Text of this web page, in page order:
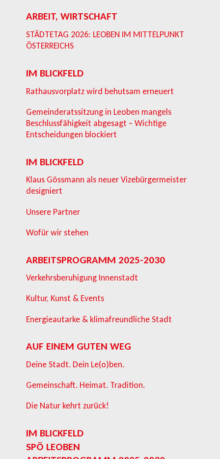
ARBEIT, WIRTSCHAFT
STÄDTETAG 2026: LEOBEN IM MITTELPUNKT
ÖSTERREICHS
IM BLICKFELD
Rathausvorplatz wird behutsam erneuert
Gemeinderatssitzung in Leoben mangels
Beschlussfähigkeit abgesagt – Wichtige
Entscheidungen blockiert
IM BLICKFELD
Klaus Gössmann als neuer Vizebürgermeister
designiert
Unsere Partner
Wofür wir stehen
ARBEITSPROGRAMM 2025-2030
Verkehrsberuhigung Innenstadt
Kultur, Kunst & Events
Energieautarke & klimafreundliche Stadt
AUF EINEM GUTEN WEG
Deine Stadt. Dein Le(o)ben.
Gemeinschaft. Heimat. Tradition.
Die Natur kehrt zurück!
IM BLICKFELD
SPÖ LEOBEN